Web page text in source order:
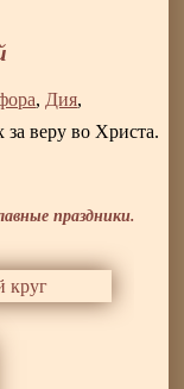
, Дия,
веру во Христа.
праздники.